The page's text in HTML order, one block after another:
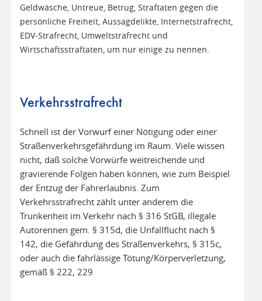
Geldwäsche, Untreue, Betrug, Straftaten gegen die
persönliche Freiheit, Aussagdelikte, Internetstrafrecht,
EDV-Strafrecht, Umweltstrafrecht und
Wirtschaftsstraftaten, um nur einige zu nennen.
Verkehrsstrafrecht
Schnell ist der Vorwurf einer Nötigung oder einer
Straßenverkehrsgefährdung im Raum. Viele wissen
nicht, daß solche Vorwürfe weitreichende und
gravierende Folgen haben können, wie zum Beispiel
der Entzug der Fahrerlaubnis. Zum
Verkehrsstrafrecht zählt unter anderem die
Trunkenheit im Verkehr nach § 316 StGB, illegale
Autorennen gem. § 315d, die Unfallflucht nach §
142, die Gefährdung des Straßenverkehrs, § 315c,
oder auch die fahrlässige Tötung/Körperverletzung,
gemäß § 222, 229